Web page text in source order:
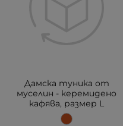
Дамска туника от
муселин - керемидено
кафява, размер L